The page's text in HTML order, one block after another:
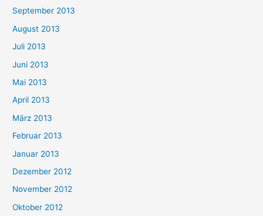
September 2013
August 2013
Juli 2013
Juni 2013
Mai 2013
April 2013
März 2013
Februar 2013
Januar 2013
Dezember 2012
November 2012
Oktober 2012